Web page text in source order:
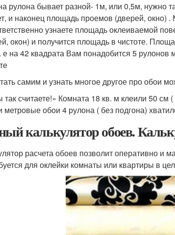
рулона бывает разной- 1м, или 0,5м, нужно
и наконец площадь проемов (дверей, окно)
узнаете площадь оклеиваемой
окон) и получится площадь в чистоте.
е на 42 квадрата Вам понадобится 5
самим и узнать многое другое про обои
так считаете!» Комната 18 кв. м клеили 50
метровые обои 4 рулона ( без подгона)
калькулятор обоев.
расчета обоев позволит оперативно и
для оклейки комнаты или квартиры в